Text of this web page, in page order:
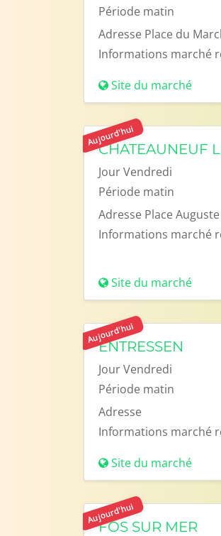
Période matin
Adresse Place du
Informations marché
Site du marché
Aujourd'hui
CHATEAUNEUF
JourVendredi
Période matin
Adresse Place
Informations marché
Site du marché
Aujourd'hui
ENTRESSEN
JourVendredi
Période matin
Adresse
Informations marché
Site du marché
Aujourd'hui
FOS SUR MER